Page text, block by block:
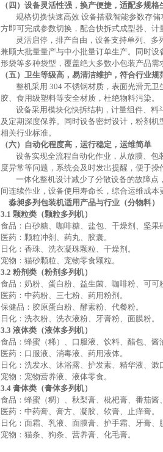
（四）设备灵活性强，换产便捷，适配多规格
规格切换快速高效 设备搭载智能参数存
方即可完成参数切换，配合快拆式成型器、计
灵活启停，排产自由 ， 设备支持单列、多
兼顾大批量量产与中小批量订单生产。同时设
形袋等多种袋型，覆盖绝大多数小包装产品需
（五）卫生等级高，易清洁维护，符合行业规
整机采用 304 不锈钢材质，表面光滑无卫
胶、食用级塑料等安全材质，杜绝物料污染。
设备采用模块化快拆结构，计量组件、
及定期深度保养。同时设备密封设计，粉剂
相关行业标准。
（六）自动化程度高，运行稳定，运维简单
设备实现全流程自动化作业，从放膜、
度异常等问题，系统会及时发出提醒，便于操
一体化整机设计减少了分散设备的故障
间连续作业，设备使用寿命长，综合运维成本
淼昶多列包装机适用产品与行业（分物料）
3.1 颗粒类（颗粒多列机）
食品：白砂糖、咖啡糖、盐包、干燥剂、坚果
医药：颗粒冲剂、药丸、胶囊。
日化：香珠、洗衣凝珠颗粒、干燥剂。
宠物：猫砂颗粒、宠物零食颗粒。
3.2 粉剂类（粉剂多列机）
食品：奶粉、蛋白粉、益生菌、咖啡粉、可可
医药：中药粉、三七粉、药用粉剂。
保健品：胶原蛋白粉、酵素粉、代餐粉。
日化：洗衣粉、洗衣液粉、牙膏粉、面膜粉。
3.3 液体类（液体多列机）
食品：蜂蜜（稀）、口服液、饮料、醋包、酱
医药：口服液、消毒液、药用液体。
日化：洗发水、沐浴露、护发素、精华液、漱
宠物：宠物营养液、液体零食。
3.4 膏体类（膏体多列机）
食品：蜂蜜（稠）、秋梨膏、枇杷膏、番茄酱
医药：中药膏、膏方、凝胶、软膏、止痒膏。
日化：面霜、乳液、面膜膏、护手霜、牙膏、
宠物：猫条、狗条、营养膏、化毛膏。